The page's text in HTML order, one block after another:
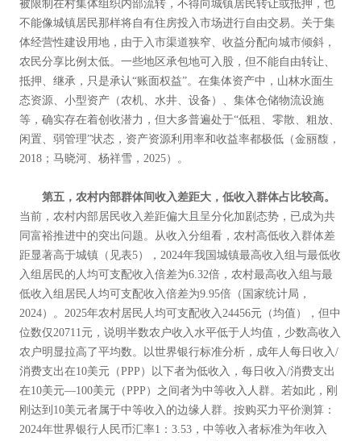
被限制在村集体组织内部流转，不得向城镇居民转让或抵押，也
不能像城镇居民那样将自有住房投入市场进行自由交易。关于集
体经营性建设用地，由于入市渠道狭窄、收益分配向城市倾斜，
农民分享比例太低。一些地区承包地可入股，但不能自由转让、
抵押、继承，只是承认“账面权益”。在集体资产中，山林水面生
态资源、小型资产（农机、水井、设备）、集体仓储物流设施
等，确实存在着创收潜力，但大多普遍处于“低租、零散、粗放、
闲置、弱管理”状态，资产资源利用率和收益率都极低（金丽馥，
2018；马晓河、杨祥雪，2025）。
第五，农村内部群体间收入差距大，低收入群体占比较高。
当前，农村内部居民收入差距偏大且呈分化加剧态势，已成为共
同富裕推进中的突出问题。从收入分组看，农村高低收入群体差
距显著高于城镇（见表5），2024年我国城镇最高收入组与最低收
入组居民的人均可支配收入倍差为6.32倍，农村最高收入组与最
低收入组居民人均可支配收入倍差为9.95倍（国家统计局，
2024）。2025年农村居民人均可支配收入24456元（均值），但中
位数仅20711元，说明半数农户收入水平低于人均值，少数高收入
农户明显拉高了平均数。以世界银行标准分析，成年人每日收入/
消费支出在10美元（PPP）以下者为低收入，每日收入/消费支出
在10美元—100美元（PPP）之间者为中等收入人群。若如此，刚
刚达到10美元者属于中等收入的边缘人群。按购买力平价测算：
2024年世界银行人民币汇率1：3.53，中等收入者标准为年收入